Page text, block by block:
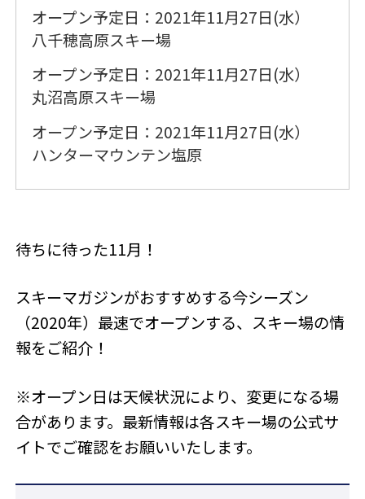
オープン予定日：2021年11月27日(水）
八千穂高原スキー場
オープン予定日：2021年11月27日(水）
丸沼高原スキー場
オープン予定日：2021年11月27日(水）
ハンターマウンテン塩原
待ちに待った11月！
スキーマガジンがおすすめする今シーズン
（2020年）最速でオープンする、スキー場の情
報をご紹介！
※オープン日は天候状況により、変更になる場
合があります。最新情報は各スキー場の公式サ
イトでご確認をお願いいたします。